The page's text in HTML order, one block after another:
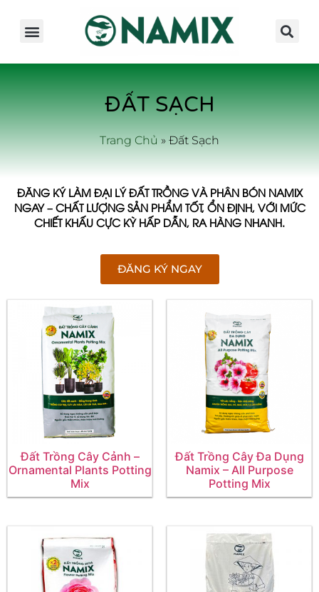
ĐẤT SẠCH
Trang Chủ » Đất Sạch
ĐĂNG KÝ LÀM ĐẠI LÝ ĐẤT TRỒNG VÀ PHÂN BÓN NAMIX
NGAY – CHẤT LƯỢNG SẢN PHẨM TỐT, ỔN ĐỊNH, VỚI MỨC
CHIẾT KHẤU CỰC KỲ HẤP DẪN, RA HÀNG NHANH.
ĐĂNG KÝ NGAY
Đất Trồng Cây Cảnh –
Ornamental Plants Potting
Mix
Đất Trồng Cây Đa Dụng
Namix – All Purpose
Potting Mix